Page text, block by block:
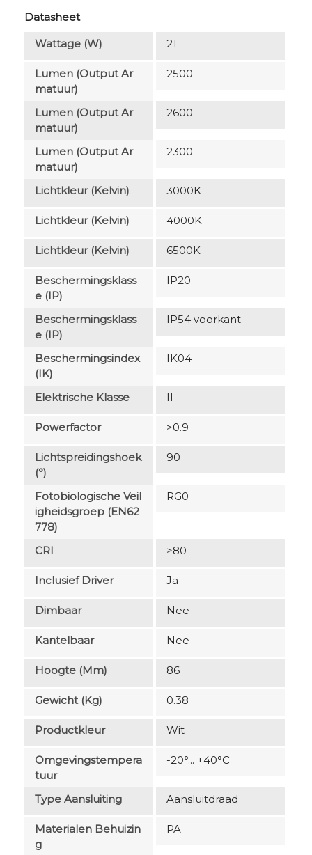
Datasheet
Wattage (W)
21
Lumen (output Ar
Matuur)
2500
Lumen (output Ar
Matuur)
2600
Lumen (output Ar
Matuur)
2300
Lichtkleur (Kelvin) 3000K
Lichtkleur (Kelvin) 4000K
Lichtkleur (Kelvin) 6500K
Beschermingsklass
E (IP)
IP20
Beschermingsklass
E (IP)
IP54 voorkant
Beschermingsindex
(IK)
IK04
Elektrische Klasse II
Powerfactor >0.9
Lichtspreidingshoek
(°)
90
Fotobiologische Veil
Igheidsgroep (EN62
778)
RG0
CRI >80
Inclusief Driver Ja
Dimbaar Nee
Kantelbaar Nee
Hoogte (mm) 86
Gewicht (kg) 0.38
Productkleur Wit
Omgevingstempera
Tuur
-20°... +40°C
Type Aansluiting Aansluitdraad
Materialen Behuizin
G
PA